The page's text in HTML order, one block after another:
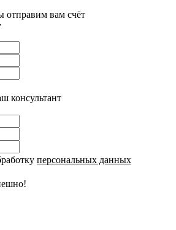
отправим вам счёт
консультант
персональных данных